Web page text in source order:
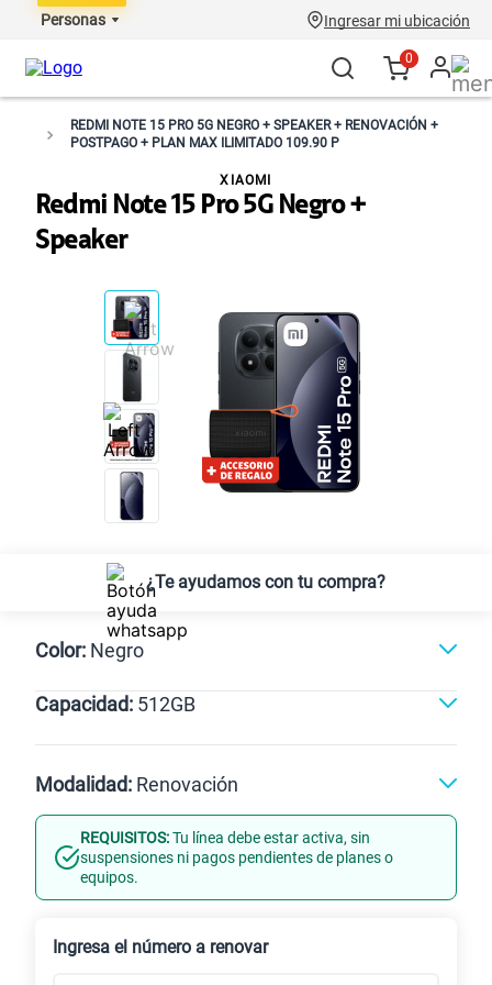
Personas Ingresar mi ubicación
0
REDMI NOTE 15 PRO 5G NEGRO + SPEAKER + RENOVACIÓN +
POSTPAGO + PLAN MAX ILIMITADO 109.90 P
Redmi Note 15 Pro 5G Negro +
Speaker
XIAOMI
¿Te ayudamos con tu compra?
Color: Negro
Gris
Capacidad: 512GB
512GB
Modalidad: Renovación
Línea Nueva Portabilidad
REQUISITOS:Tu línea debe estar activa, sin
suspensiones ni pagos pendientes de planes o
equipos.
Ingresa el número a renovar